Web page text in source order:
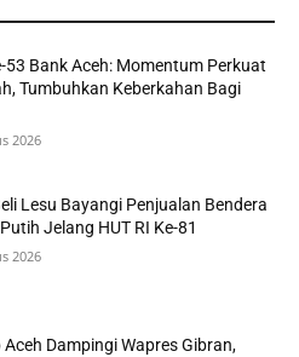
53 Bank Aceh: Momentum Perkuat
Tumbuhkan Keberkahan Bagi
2026
Lesu Bayangi Penjualan Bendera
Jelang HUT RI Ke-81
2026
Aceh Dampingi Wapres Gibran,